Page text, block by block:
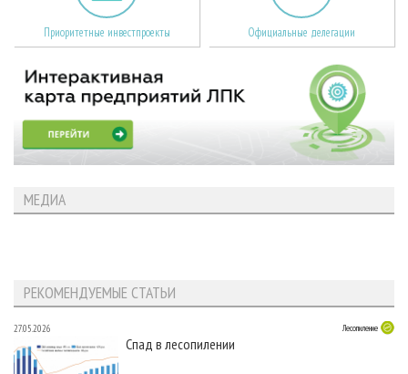
Приоритетные инвестпроекты Официальные делегации
МЕДИА
РЕКОМЕНДУЕМЫЕ СТАТЬИ
27.05.2026 Лесопиление
Спад в лесопилении